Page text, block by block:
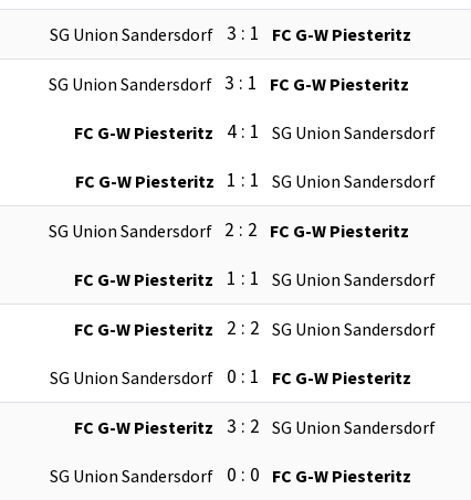
SG Union Sandersdorf 3 : 1 FC G-W Piesteritz
SG Union Sandersdorf 3 : 1 FC G-W Piesteritz
FC G-W Piesteritz 4 : 1 SG Union Sandersdorf
FC G-W Piesteritz 1 : 1 SG Union Sandersdorf
SG Union Sandersdorf 2 : 2 FC G-W Piesteritz
FC G-W Piesteritz 1 : 1 SG Union Sandersdorf
FC G-W Piesteritz 2 : 2 SG Union Sandersdorf
SG Union Sandersdorf 0 : 1 FC G-W Piesteritz
FC G-W Piesteritz 3 : 2 SG Union Sandersdorf
SG Union Sandersdorf 0 : 0 FC G-W Piesteritz